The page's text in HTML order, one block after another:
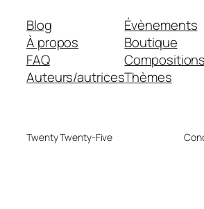
Blog
À propos
FAQ
Auteurs/autrices
Évènements
Boutique
Compositions
Thèmes
Twenty Twenty-Five